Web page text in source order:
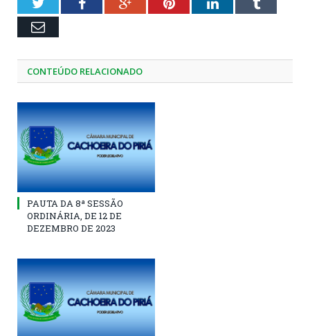
Email
CONTEÚDO RELACIONADO
PAUTA DA 8ª SESSÃO
ORDINÁRIA, DE 12 DE
DEZEMBRO DE 2023